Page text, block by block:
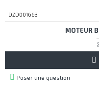
DZD001663
MOTEUR
Poser une question